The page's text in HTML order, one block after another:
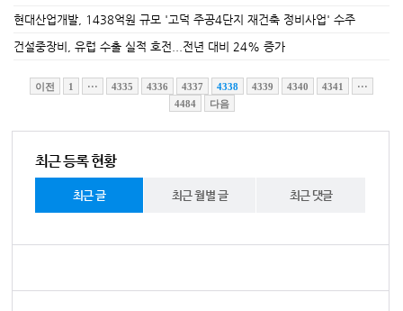
현대산업개발, 1438억원 규모 '고덕 주공4단지 재건축 정비사업' 수주
건설중장비, 유럽 수출 실적 호전...전년 대비 24% 증가
이전 1 ··· 4335 4336 4337 4338 4339 4340 4341
···
4484
다음
최근 등록 현황
최근 글 최근 월별 글 최근 댓글